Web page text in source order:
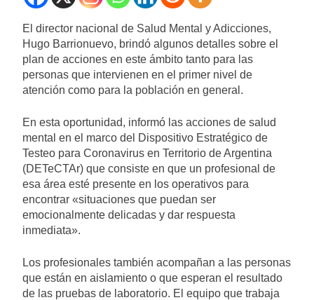
El director nacional de Salud Mental y Adicciones,
Hugo Barrionuevo, brindó algunos detalles sobre el
plan de acciones en este ámbito tanto para las
personas que intervienen en el primer nivel de
atención como para la población en general.
En esta oportunidad, informó las acciones de salud
mental en el marco del Dispositivo Estratégico de
Testeo para Coronavirus en Territorio de Argentina
(DETeCTAr) que consiste en que un profesional de
esa área esté presente en los operativos para
encontrar «situaciones que puedan ser
emocionalmente delicadas y dar respuesta
inmediata».
Los profesionales también acompañan a las personas
que están en aislamiento o que esperan el resultado
de las pruebas de laboratorio. El equipo que trabaja